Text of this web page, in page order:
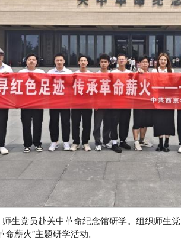
生党员赴关中革命纪念馆研学。组织师生
薪火”主题研学活动。